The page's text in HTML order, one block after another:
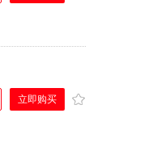
立即购买